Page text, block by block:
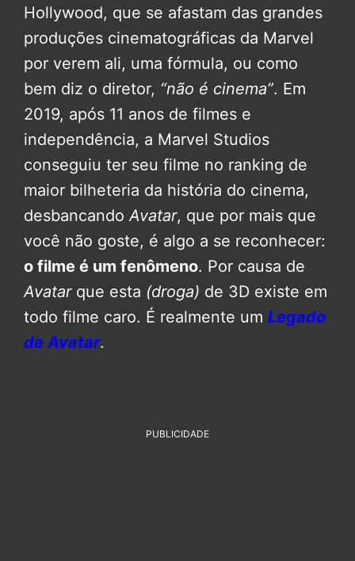
Hollywood, que se afastam das grandes
produções cinematográficas da Marvel
por verem ali, uma fórmula, ou como
bem diz o diretor, “não é cinema”. Em
2019, após 11 anos de filmes e
independência, a Marvel Studios
conseguiu ter seu filme no ranking de
maior bilheteria da história do cinema,
desbancandoAvatar, que por mais que
você não goste, é algo a se reconhecer:
o filme é um fenômeno. Por causa de
Avatarque esta (droga) de 3D existe em
todo filme caro. É realmente um Legado
de Avatar.
PUBLICIDADE